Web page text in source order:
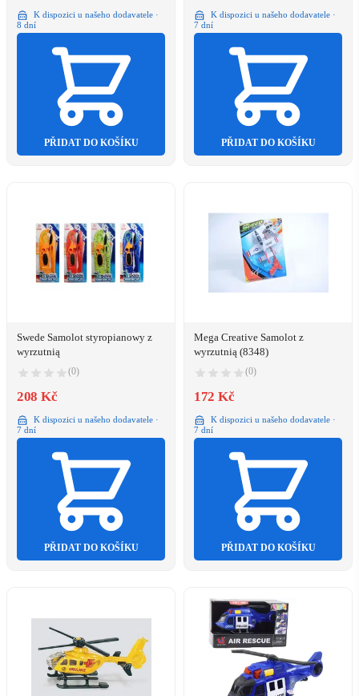
K dispozici u našeho dodavatele ·
8 dní
PŘIDAT DO KOŠÍKU
K dispozici u našeho dodavatele ·
7 dní
PŘIDAT DO KOŠÍKU
Swede Samolot styropianowy z
wyrzutnią
(0)
208 Kč
K dispozici u našeho dodavatele ·
7 dní
PŘIDAT DO KOŠÍKU
Mega Creative Samolot z
wyrzutnią (8348)
(0)
172 Kč
K dispozici u našeho dodavatele ·
7 dní
PŘIDAT DO KOŠÍKU